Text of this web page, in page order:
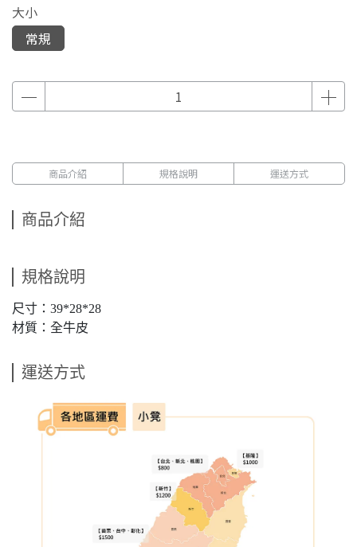
大小
常規
商品介紹 規格說明 運送方式
商品介紹
規格說明
尺寸：39*28*28
材質：全牛皮
運送方式